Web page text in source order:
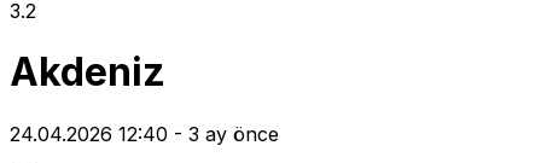
3.2
Akdeniz
24.04.2026 12:40 - 3 ay önce